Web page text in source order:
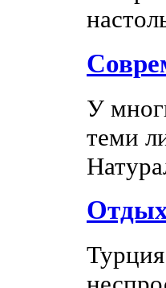
У
теми